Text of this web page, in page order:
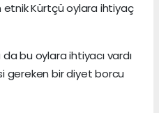
Kürtçü oylara ihtiyaç
da bu oylara ihtiyacı vardı
gereken bir diyet borcu